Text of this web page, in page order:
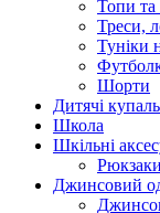
Топи
Треси,
Туніки
Шорти
Дитячі
Школа
Шкільні
Рюкзаки
Джинсовий